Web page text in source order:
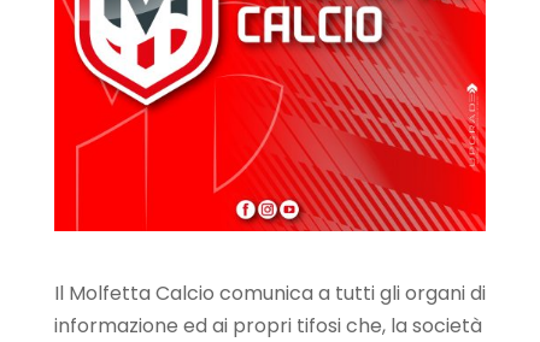
Il Molfetta Calcio comunica a tutti gli organi di
informazione ed ai propri tifosi che, la società